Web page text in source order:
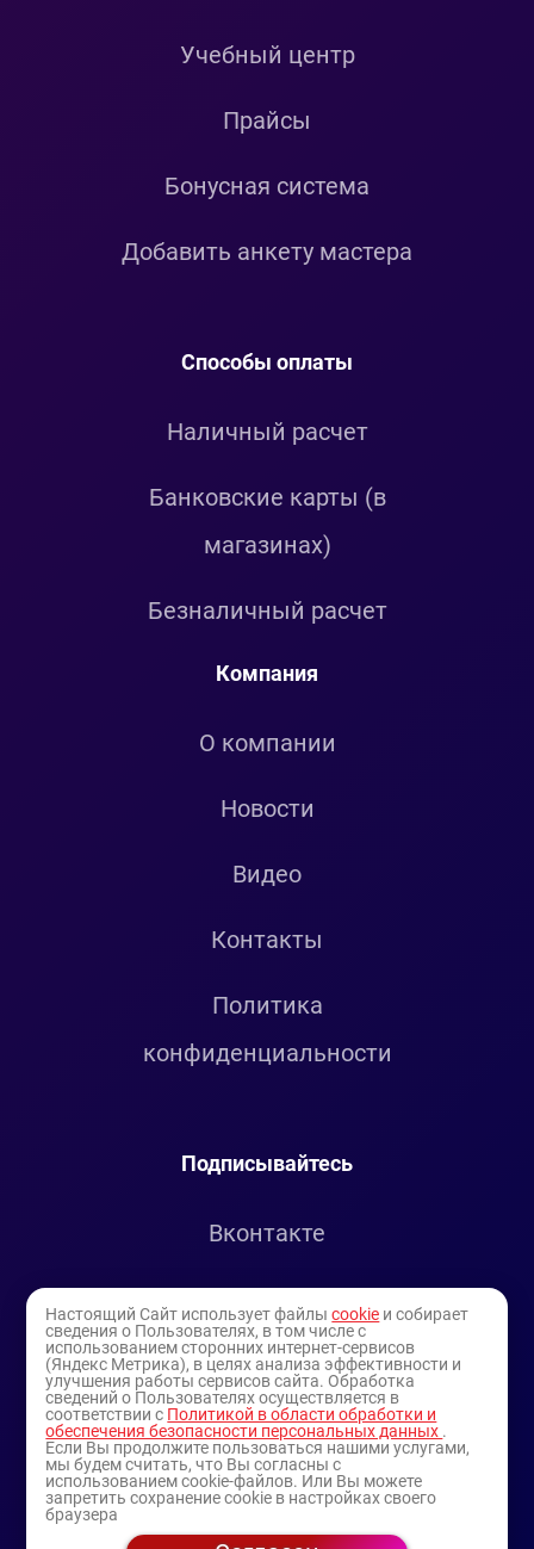
Учебный центр
Прайсы
Бонусная система
Добавить анкету мастера
Способы оплаты
Наличный расчет
Банковские карты (в
магазинах)
Безналичный расчет
Компания
О компании
Новости
Видео
Контакты
Политика
конфиденциальности
Подписывайтесь
Вконтакте
Youtube
Настоящий Сайт использует файлыcookie и собирает
сведения о Пользователях, в том числе с
использованием сторонних интернет-сервисов
(Яндекс Метрика), в целях анализа эффективности и
улучшения работы сервисов сайта. Обработка
сведений о Пользователях осуществляется в
соответствии с Политикой в области обработки и
обеспечения безопасности персональных данных .
Если Вы продолжите пользоваться нашими услугами,
мы будем считать, что Вы согласны с
использованием cookie-файлов. Или Вы можете
запретить сохранение cookie в настройках своего
браузера